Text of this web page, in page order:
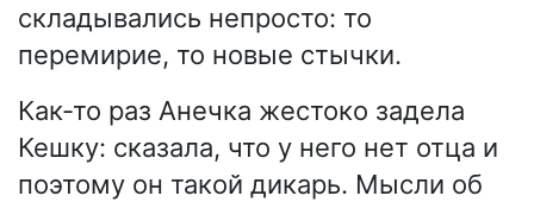
складывались непросто: то
перемирие, то новые стычки.
Как-то раз Анечка жестоко задела
Кешку: сказала, что у него нет отца и
поэтому он такой дикарь. Мысли об